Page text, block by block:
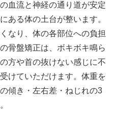
血流と神経の通り道が安定
ある体の土台が整います。
なり、体の各部位への負担
骨盤矯正は、ボキボキ鳴ら
方や首の抜けない感じに不
けていただけます。体重を
傾き・左右差・ねじれの3